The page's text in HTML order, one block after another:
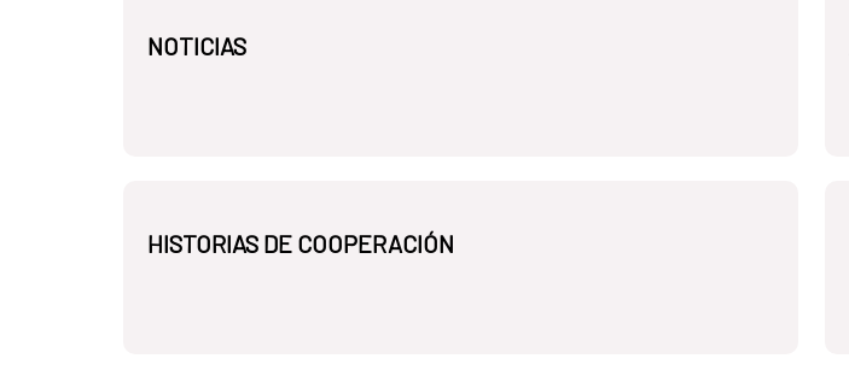
NOTICIAS
HISTORIAS DE COOPERACIÓN